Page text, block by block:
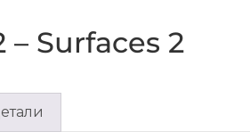
– Surfaces 2